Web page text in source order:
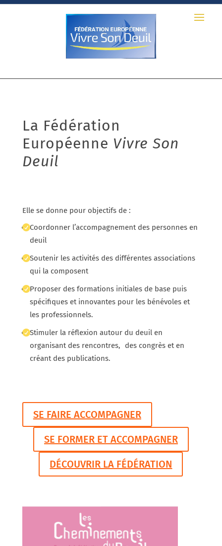
La Fédération
Européenne Vivre Son
Deuil
Elle se donne pour objectifs de :
Coordonner l’accompagnement des personnes en
deuil
Soutenir les activités des différentes associations
qui la composent
Proposer des formations initiales de base puis
spécifiques et innovantes pour les bénévoles et
les professionnels.
Stimuler la réflexion autour du deuil en
organisant des rencontres, des congrès et en
créant des publications.
SE FAIRE ACCOMPAGNER
SE FORMER ET ACCOMPAGNER
DÉCOUVRIR LA FÉDÉRATION